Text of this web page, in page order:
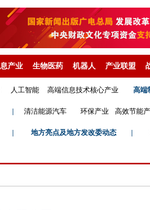
产业 生物医药 机器人 产业联盟
人工智能 高端信息技术核心产业 高端
清洁能源汽车 环保产业 高效节能
地方亮点及地方发改委动态